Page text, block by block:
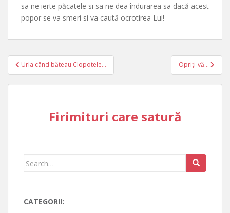
sa ne ierte păcatele si sa ne dea îndurarea sa dacă acest
popor se va smeri si va caută ocrotirea Lui!
Post
navigation
Urla când băteau Clopotele… Opriți-vă…
Firimituri care satură
Search
CATEGORII: